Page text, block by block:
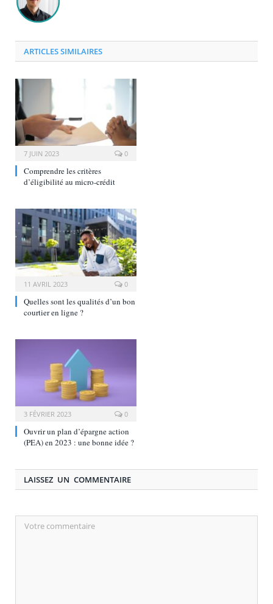
ARTICLES SIMILAIRES
7 JUIN 2023 0
Comprendre les critères
d’éligibilité au micro-crédit
11 AVRIL 2023 0
Quelles sont les qualités d’un bon
courtier en ligne ?
3 FÉVRIER 2023 0
Ouvrir un plan d’épargne action
(PEA) en 2023 : une bonne idée ?
LAISSEZ UN COMMENTAIRE